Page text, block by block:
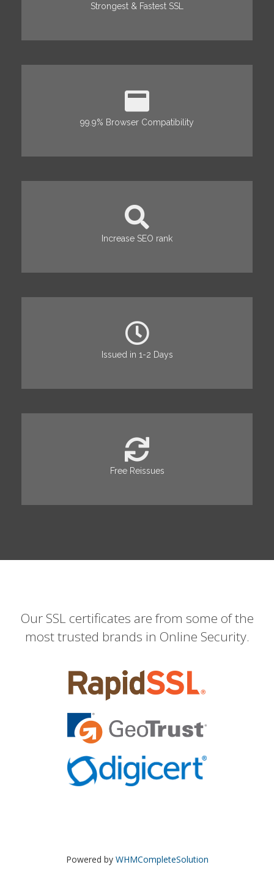
Strongest & Fastest SSL
99.9% Browser Compatibility
Increase SEO rank
Issued in 1-2 Days
Free Reissues
Our SSL certificates are from some of the
most trusted brands in Online Security.
Powered by WHMCompleteSolution